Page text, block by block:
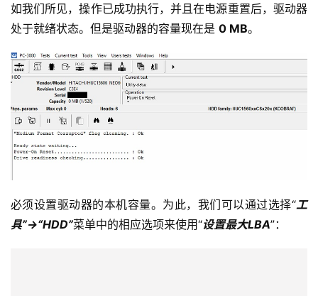
如我们所见，操作已成功执行，并且在电源重置后，驱动器
处于就绪状态。但是驱动器的容量现在是 0 MB。
必须设置驱动器的本机容量。为此，我们可以通过选择“工
具”->“HDD”菜单中的相应选项来使用“设置最大LBA”：